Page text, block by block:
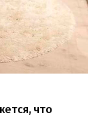
что